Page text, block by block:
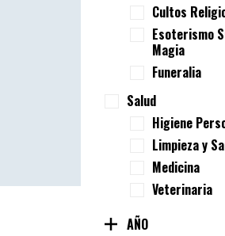
Cultos
Esoterismo
Magia
Funeralia
Salud
Higiene
Limpieza y
Medicina
Veterinaria
AÑO